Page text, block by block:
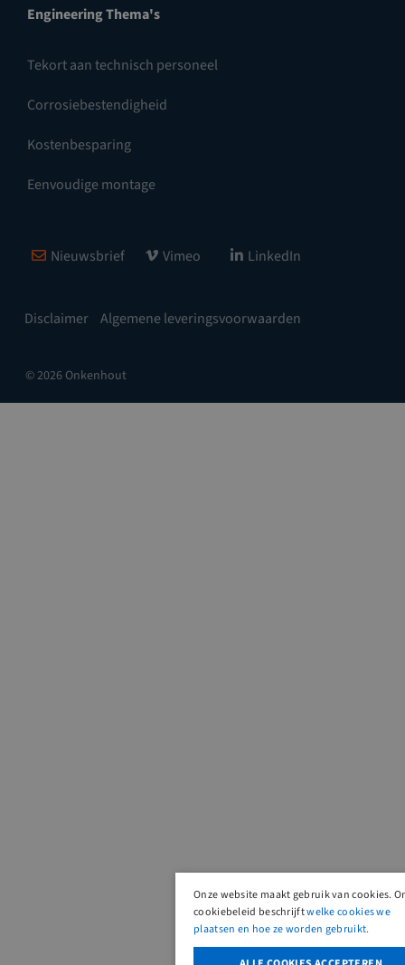
Engineering Thema's
Tekort aan technisch personeel
Corrosiebestendigheid
Kostenbesparing
Eenvoudige montage
Disclaimer Algemene leveringsvoorwaarden
Nieuwsbrief Vimeo LinkedIn
© 2026 Onkenhout
Onze website maakt gebruik van cookies.
cookiebeleid beschrijftwelke cookies we
plaatsen en hoe ze worden gebruikt.